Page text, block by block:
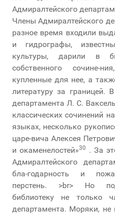
Адмиралтейского
Члены Адмиралтейского
разное время входили
и гидрографы,
культуры, дарили в
собственного сочине-
купленные для нее, а
литературу за границей.
департамента Л. С.
классических сочинений
языках, несколько
царе-вича Алексея
и окаменелостей»30
. За
Адмиралтейского
бла-годарность и
перстень. >br> Но
библиотеку не только
департамента. Моряки, не